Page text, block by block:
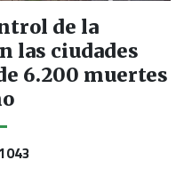
de la
las ciudades
6.200 muertes